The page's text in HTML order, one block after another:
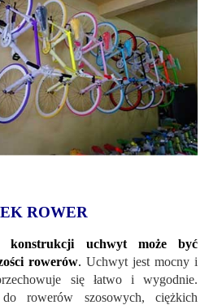
ROWER
konstrukcji uchwyt może być
rowerów. Uchwyt jest mocny i
się łatwo i wygodnie.
rowerów szosowych, ciężkich